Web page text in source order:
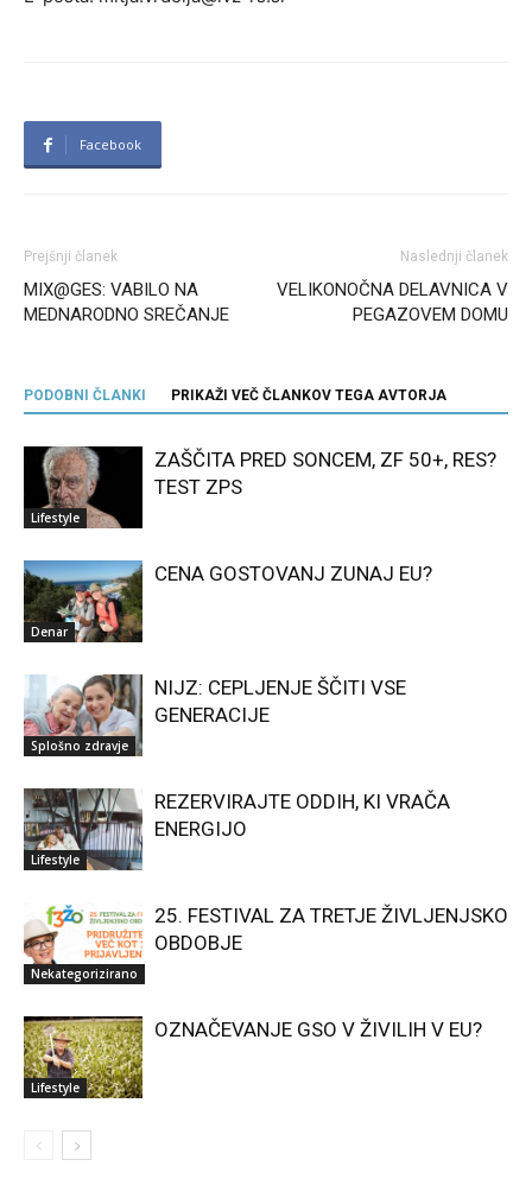
Facebook
Prejšnji članek
MIX@GES: VABILO NA
MEDNARODNO SREČANJE
Naslednji članek
VELIKONOČNA DELAVNICA V
PEGAZOVEM DOMU
PODOBNI ČLANKI PRIKAŽI VEČ ČLANKOV TEGA AVTORJA
Lifestyle
ZAŠČITA PRED SONCEM, ZF 50+, RES?
TEST ZPS
Denar
CENA GOSTOVANJ ZUNAJ EU?
Splošno zdravje
NIJZ: CEPLJENJE ŠČITI VSE
GENERACIJE
Lifestyle
REZERVIRAJTE ODDIH, KI VRAČA
ENERGIJO
Nekategorizirano
25. FESTIVAL ZA TRETJE ŽIVLJENJSKO
OBDOBJE
Lifestyle
OZNAČEVANJE GSO V ŽIVILIH V EU?